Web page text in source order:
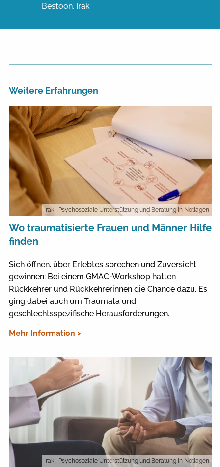
Bestoon, Irak
Weitere Erfahrungen
Irak | Psychosoziale Unterstützung und Beratung in Notlagen
Wo traumatisierte Frauen und Männer Hilfe
finden
Sich öffnen, über Erlebtes sprechen und Zuversicht
gewinnen: Bei einem GMAC-Workshop hatten
Rückkehrer und Rückkehrerinnen die Chance dazu. Es
ging dabei auch um Traumata und
geschlechtsspezifische Herausforderungen.
Mehr Information >
Irak | Psychosoziale Unterstützung und Beratung in Notlagen